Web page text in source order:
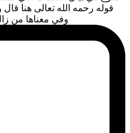
قوله رحمه الله تعالى هنا
وفي معناها من